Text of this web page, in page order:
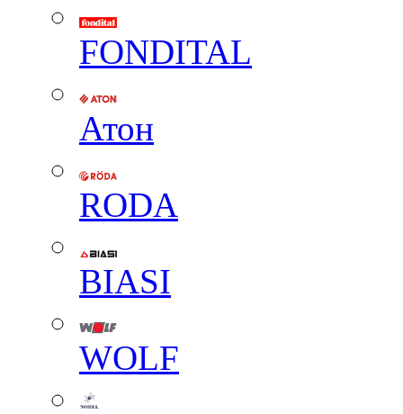
FONDITAL
Атон
RODA
BIASI
WOLF